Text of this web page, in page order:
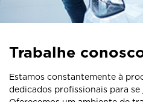
Trabalhe
Estamos constantemente à
dedicados profissionais para